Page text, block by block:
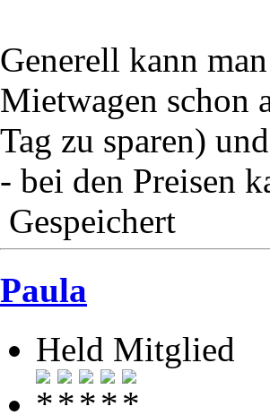
Generell kann
Mietwagen schon
Tag zu sparen)
- bei den Preisen
Gespeichert
Paula
Held Mitglied